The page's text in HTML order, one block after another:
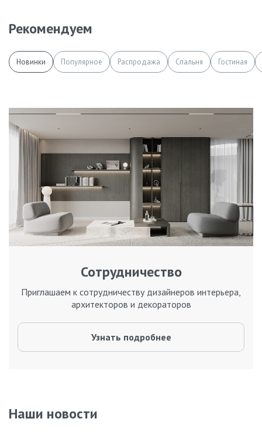
Рекомендуем
Новинки Популярное Распродажа Спальня Гостиная
Сотрудничество
Приглашаем к сотрудничеству дизайнеров интерьера,
архитекторов и декораторов
Узнать подробнее
Наши новости